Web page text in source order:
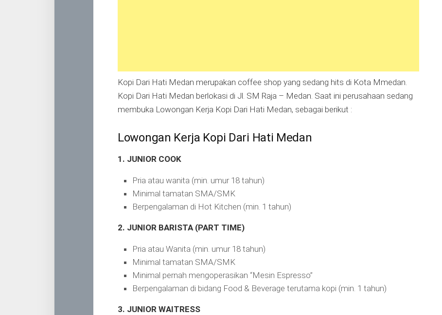
Kopi Dari Hati Medan merupakan coffee shop yang sedang hits di Kota Mmedan.
Kopi Dari Hati Medan berlokasi di Jl. SM Raja – Medan. Saat ini perusahaan sedang
membuka Lowongan Kerja Kopi Dari Hati Medan, sebagai berikut :
Lowongan Kerja Kopi Dari Hati Medan
1. JUNIOR COOK
Pria atau wanita (min. umur 18 tahun)
Minimal tamatan SMA/SMK
Berpengalaman di Hot Kitchen (min. 1 tahun)
2. JUNIOR BARISTA (PART TIME)
Pria atau Wanita (min. umur 18 tahun)
Minimal tamatan SMA/SMK
Minimal pernah mengoperasikan “Mesin Espresso”
Berpengalaman di bidang Food & Beverage terutama kopi (min. 1 tahun)
3. JUNIOR WAITRESS